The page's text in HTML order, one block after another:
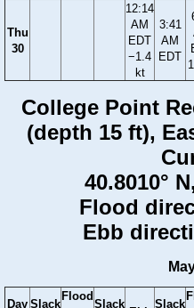
Thu
30
12:14
AM
EDT
−1.4
kt
3:41
AM
EDT
College Point
(depth 15 ft),
40.8010°
Flood
Ebb
Day Slack
Flood
Slack Slack